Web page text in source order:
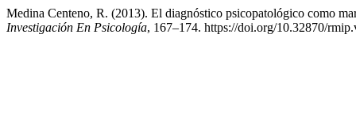
Medina Centeno, R. (2013). El diagnóstico psicopatológico como
Investigación En Psicología, 167–174. https://doi.org/10.32870/